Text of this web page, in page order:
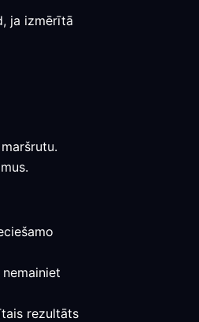
ja izmērītā
rezultāts